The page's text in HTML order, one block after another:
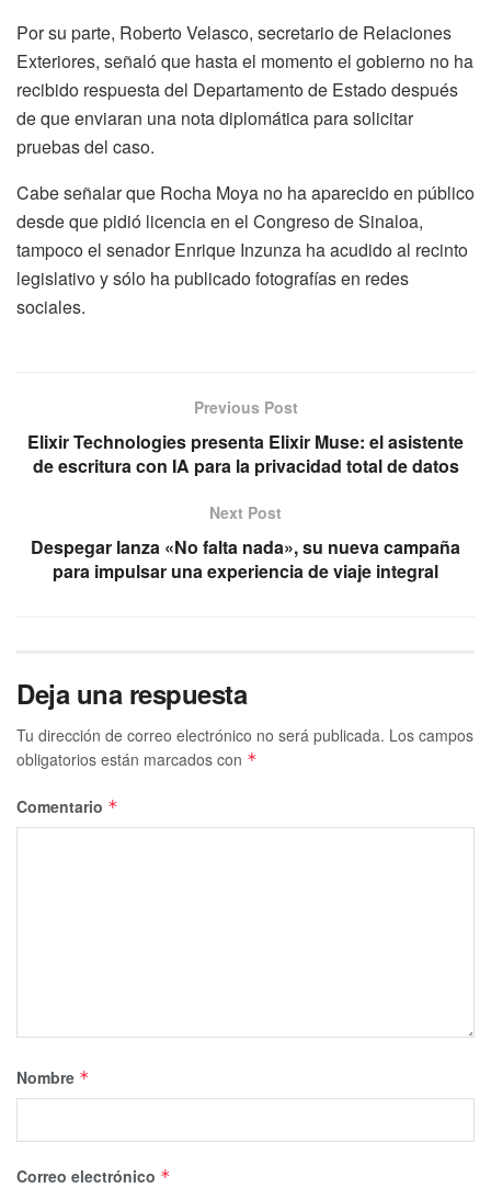
Por su parte, Roberto Velasco, secretario de Relaciones
Exteriores, señaló que hasta el momento el gobierno no ha
recibido respuesta del Departamento de Estado después
de que enviaran una nota diplomática para solicitar
pruebas del caso.
Cabe señalar que Rocha Moya no ha aparecido en público
desde que pidió licencia en el Congreso de Sinaloa,
tampoco el senador Enrique Inzunza ha acudido al recinto
legislativo y sólo ha publicado fotografías en redes
sociales.
Previous Post
Elixir Technologies presenta Elixir Muse: el asistente
de escritura con IA para la privacidad total de datos
Next Post
Despegar lanza «No falta nada», su nueva campaña
para impulsar una experiencia de viaje integral
Deja una respuesta
Tu dirección de correo electrónico no será publicada. Los campos
obligatorios están marcados con *
Comentario *
Nombre *
Correo electrónico *